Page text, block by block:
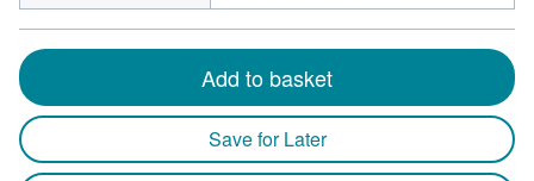
Add to basket
Save for Later